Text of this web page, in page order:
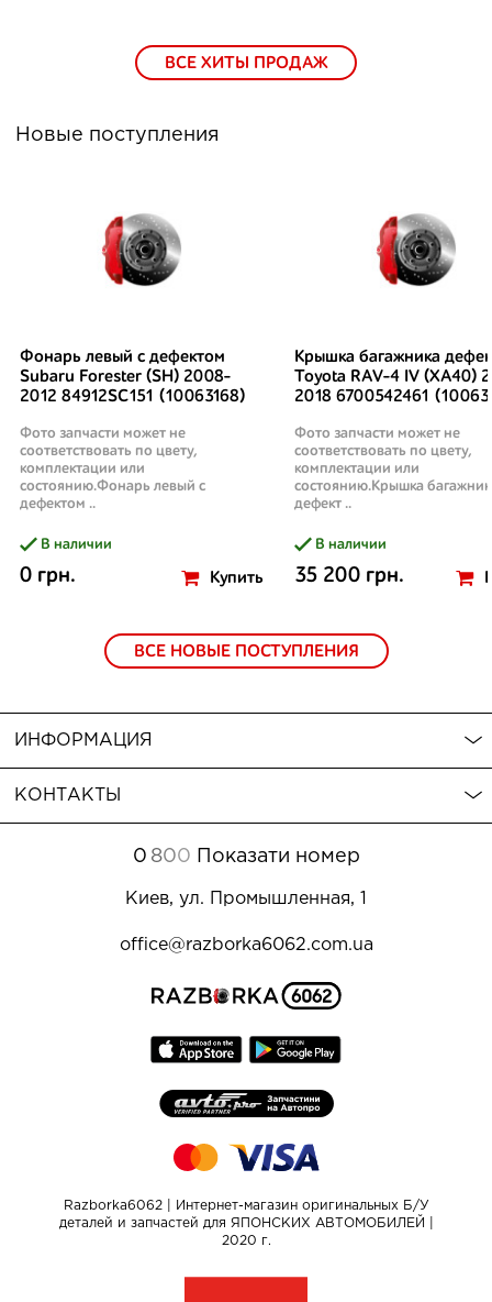
ВСЕ ХИТЫ ПРОДАЖ
Новые поступления
Фонарь левый с дефектом
Subaru Forester (SH) 2008-
2012 84912SC151 (10063168)
Фото запчасти может не
соответствовать по цвету,
комплектации или
состоянию.Фонарь левый с
дефектом ..
В наличии
0 грн. Купить
Крышка багажника
Toyota RAV-4 IV (XA40)
2018 6700542461
Фото запчасти может не
соответствовать по цвету,
комплектации или
состоянию.Крышка
дефект ..
В наличии
35 200 грн.
ВСЕ НОВЫЕ ПОСТУПЛЕНИЯ
ИНФОРМАЦИЯ
КОНТАКТЫ
0 800 Показати номер
Киев, ул. Промышленная, 1
office@razborka6062.com.ua
Razborka6062 | Интернет-магазин оригинальных Б/У
деталей и запчастей для ЯПОНСКИХ АВТОМОБИЛЕЙ |
2020 г.